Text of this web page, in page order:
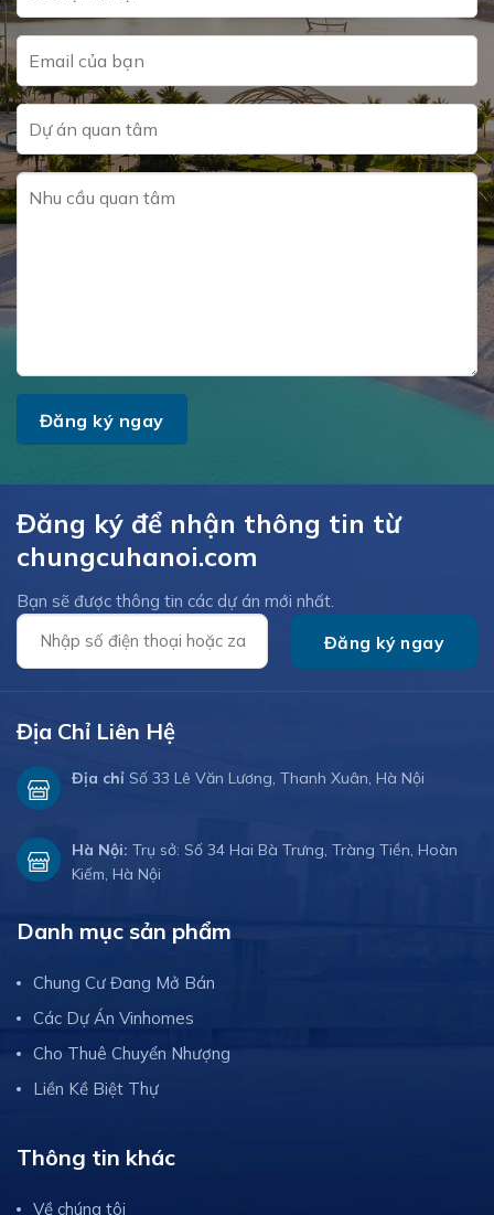
Đăng ký để nhận thông tin từ
chungcuhanoi.com
Bạn sẽ được thông tin các dự án mới nhất.
Địa Chỉ Liên Hệ
Địa chỉ Số 33 Lê Văn Lương, Thanh Xuân, Hà Nội
Hà Nội: Trụ sở: Số 34 Hai Bà Trưng, Tràng Tiền, Hoàn
Kiếm, Hà Nội
Danh mục sản phẩm
Chung Cư Đang Mở Bán
Các Dự Án Vinhomes
Cho Thuê Chuyển Nhượng
Liền Kề Biệt Thự
Thông tin khác
Về chúng tôi